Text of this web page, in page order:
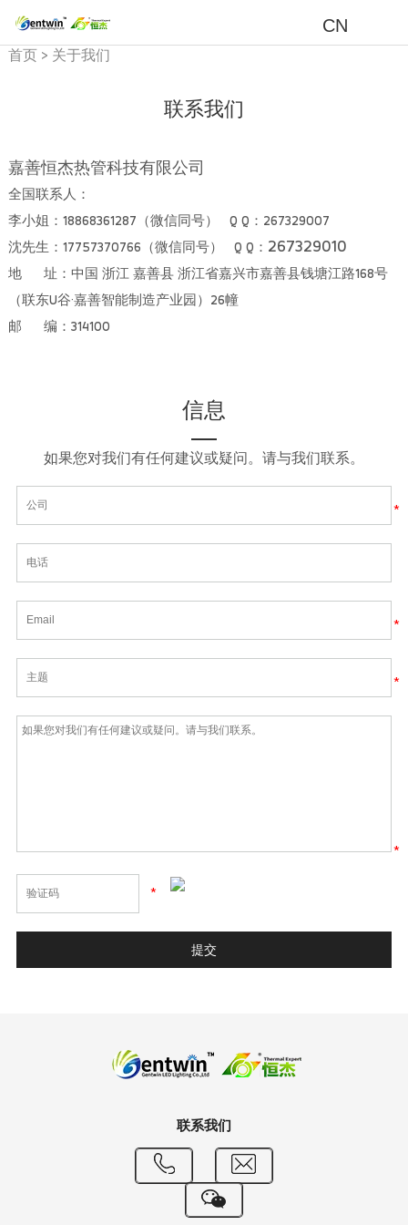
CN
首页 > 关于我们
联系我们
嘉善恒杰热管科技有限公司
全国联系人：
李小姐：18868361287（微信同号） Q Q：267329007
沈先生： 17757370766 （微信同号） Q Q： 267329010
地 址：中国 浙江 嘉善县 浙江省嘉兴市嘉善县钱塘江路168号
（联东U谷·嘉善智能制造产业园）26幢
邮 编：314100
信息
如果您对我们有任何建议或疑问。请与我们联系。
*
*
*
*
*
联系我们